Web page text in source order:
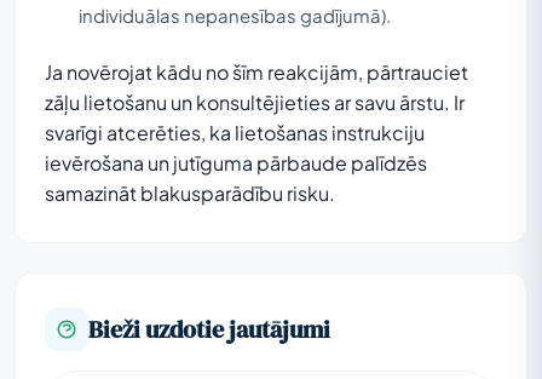
individuālas nepanesības gadījumā).
Ja novērojat kādu no šīm reakcijām, pārtrauciet
zāļu lietošanu un konsultējieties ar savu ārstu. Ir
svarīgi atcerēties, ka lietošanas instrukciju
ievērošana un jutīguma pārbaude palīdzēs
samazināt blakusparādību risku.
Bieži uzdotie jautājumi